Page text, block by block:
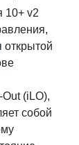
10+ v2
открытой
(iLO),
собой